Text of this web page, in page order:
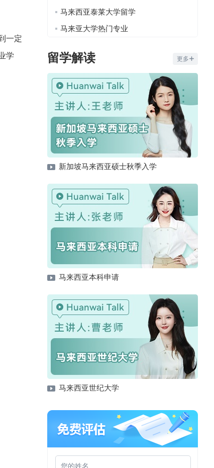
一定
学
马来西亚泰莱大学留学
马来亚大学热门专业
留学解读 更多
新加坡马来西亚硕士秋季入学
马来西亚本科申请
马来西亚世纪大学